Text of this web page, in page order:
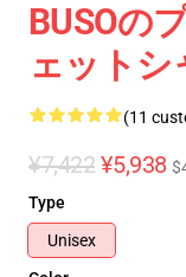
BUSOの
ェットシ
(11
¥7,422 ¥5,938
Type
Unisex